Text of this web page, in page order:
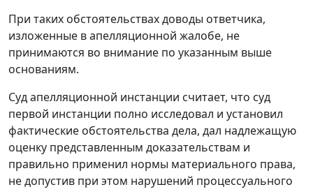
При таких обстоятельствах доводы ответчика,
изложенные в апелляционной жалобе, не
принимаются во внимание по указанным выше
основаниям.
Суд апелляционной инстанции считает, что суд
первой инстанции полно исследовал и установил
фактические обстоятельства дела, дал надлежащую
оценку представленным доказательствам и
правильно применил нормы материального права,
не допустив при этом нарушений процессуального